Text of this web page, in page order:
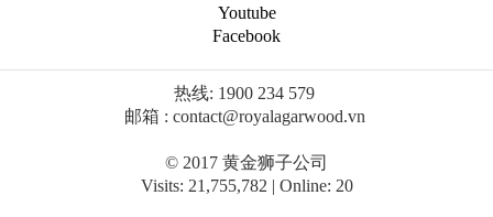
Youtube
Facebook
热线: 1900 234 579 
邮箱 : contact@royalagarwood.vn
© 2017 黄金狮子公司
Visits: 21,755,782 | Online: 20